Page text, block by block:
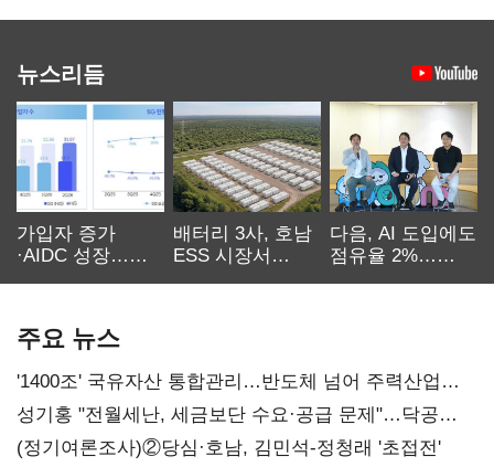
뉴스리듬
가입자 증가
·AIDC 성장…
배터리 3사, 호남
ESS 시장서
다음, AI 도입에도
점유율 2%…
주요 뉴스
'1400조' 국유자산 통합관리…반도체 넘어 주력산업
구조혁신
성기홍 "전월세난, 세금보단 수요·공급 문제"…닥공
시사
(정기여론조사)②당심·호남, 김민석-정청래 '초접전'